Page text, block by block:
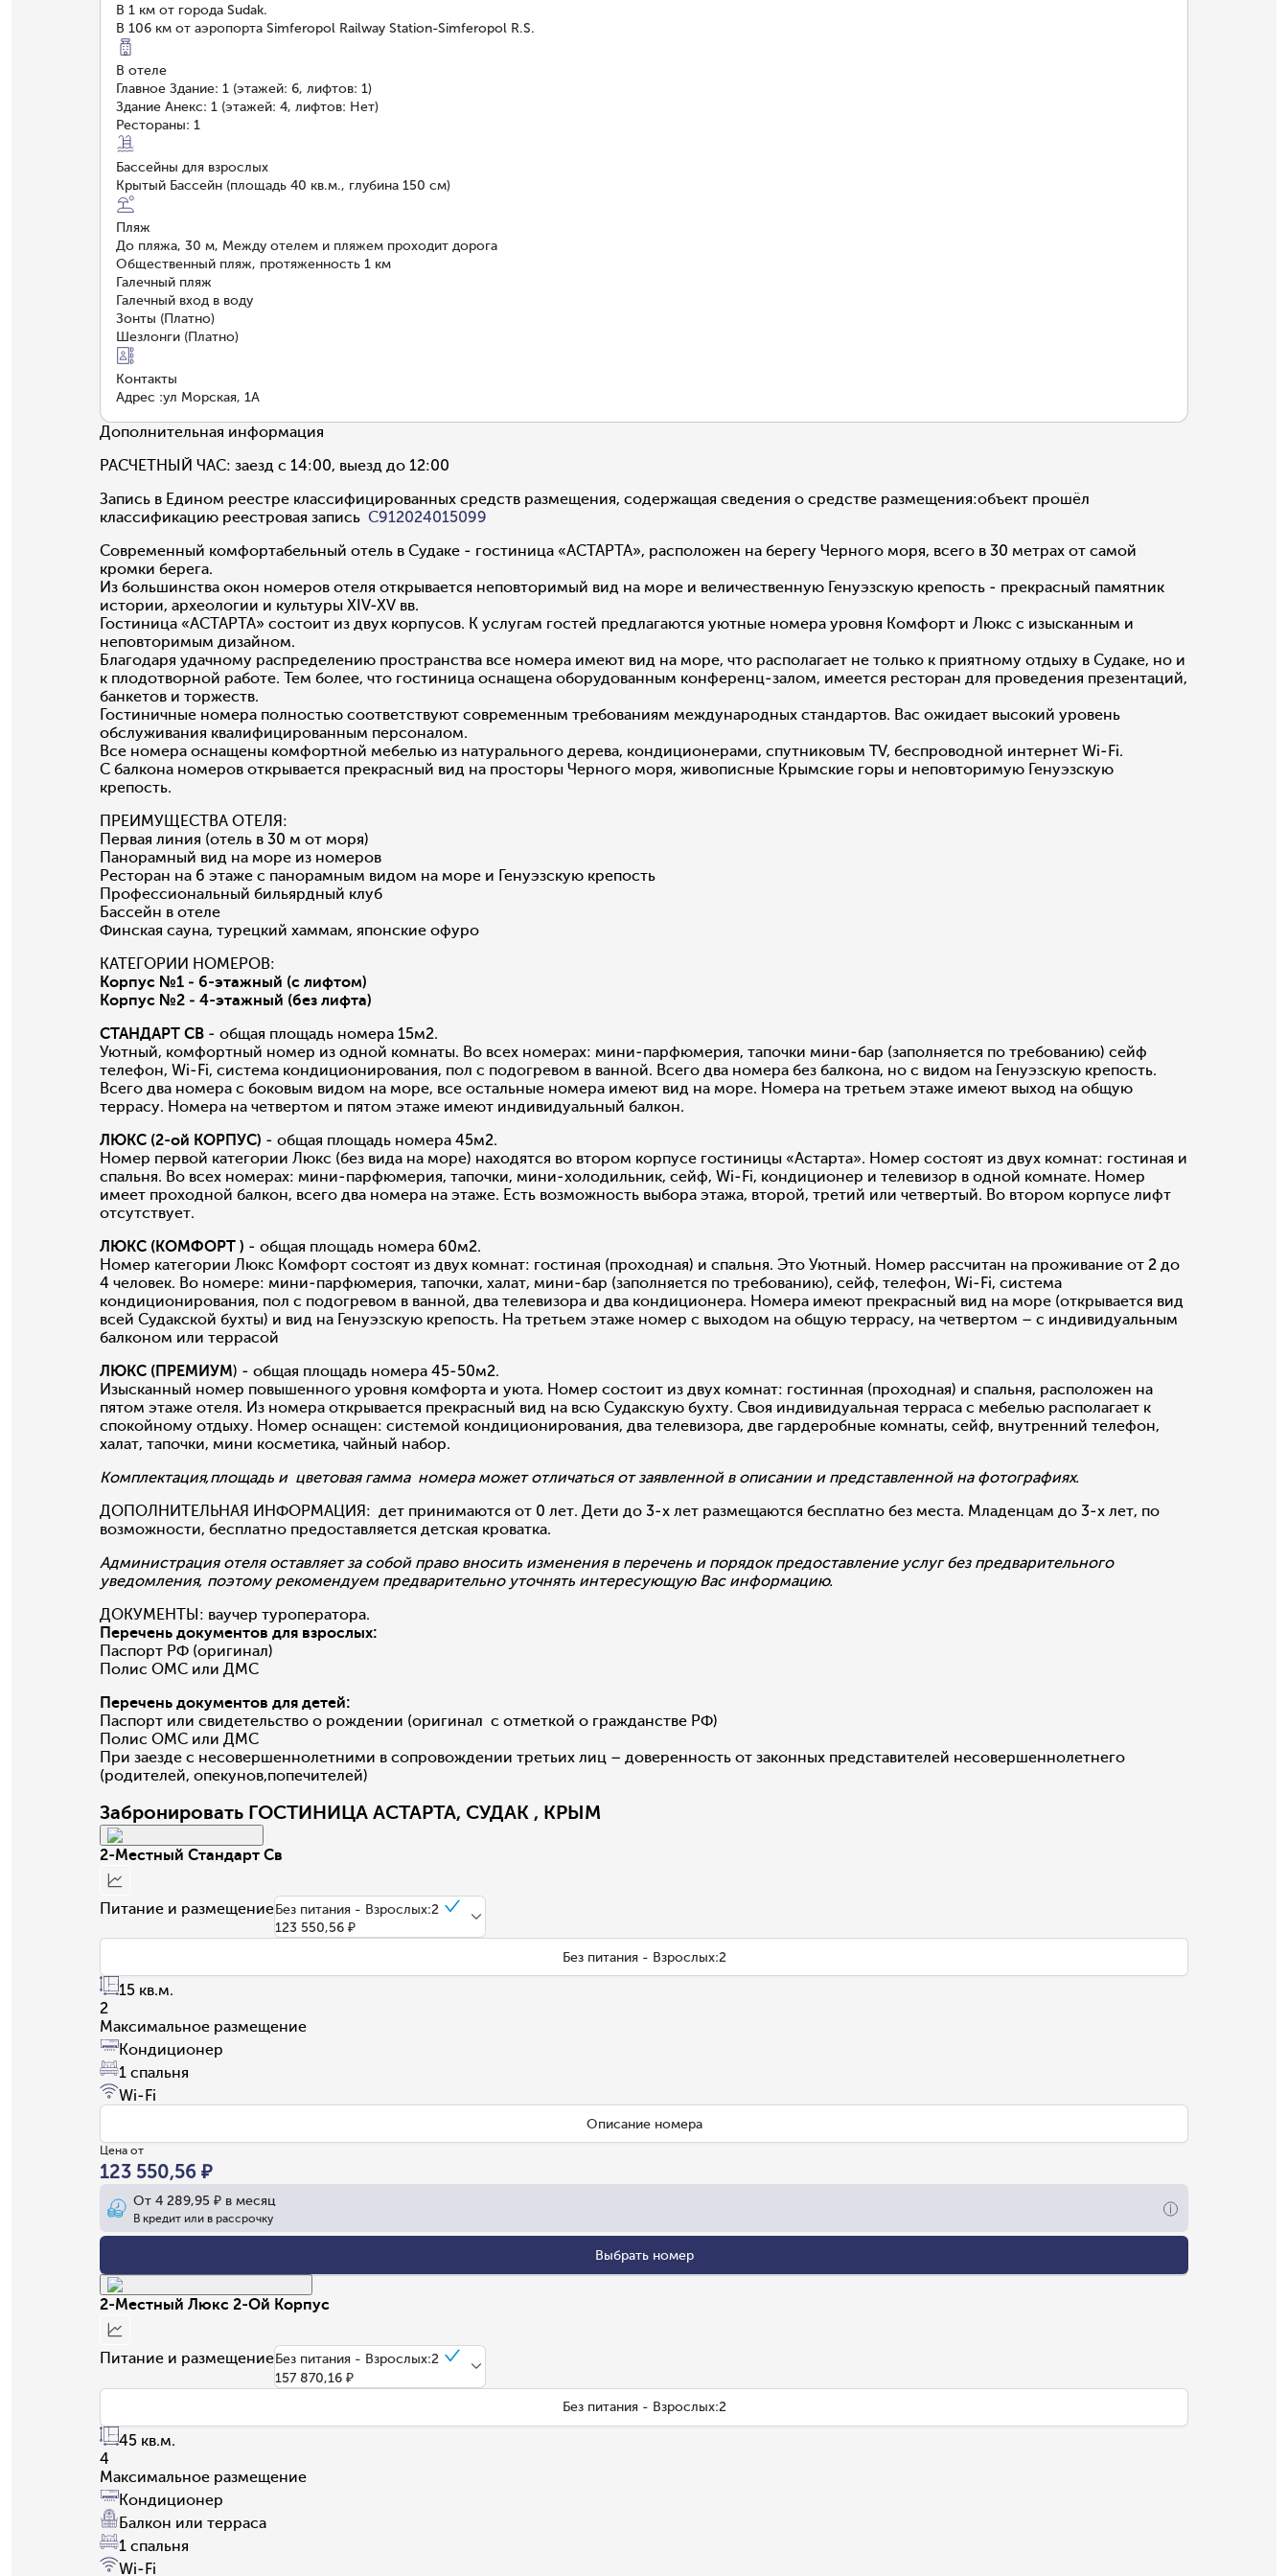
В 1 км от города Sudak.
В 106 км от аэропорта Simferopol Railway Station-Simferopol R.S.
В отеле
Главное Здание: 1 (этажей: 6, лифтов: 1)
Здание Анекс: 1 (этажей: 4, лифтов: Нет)
Рестораны: 1
Бассейны для взрослых
Крытый Бассейн (площадь 40 кв.м., глубина 150 см)
Пляж
До пляжа, 30 м, Между отелем и пляжем проходит дорога
Общественный пляж, протяженность 1 км
Галечный пляж
Галечный вход в воду
Зонты (Платно)
Шезлонги (Платно)
Контакты
Адрес :ул Морская, 1А
Дополнительная информация
РАСЧЕТНЫЙ ЧАС: заезд с 14:00, выезд до 12:00
Запись в Едином реестре классифицированных средств размещения, содержащая сведения о средстве размещения:объект прошёл
классификацию реестровая запись С912024015099
Современный комфортабельный отель в Судаке - гостиница «АСТАРТА», расположен на берегу Черного моря, всего в 30 метрах от самой
кромки берега.
Из большинства окон номеров отеля открывается неповторимый вид на море и величественную Генуэзскую крепость - прекрасный памятник
истории, археологии и культуры XIV-XV вв.
Гостиница «АСТАРТА» состоит из двух корпусов. К услугам гостей предлагаются уютные номера уровня Комфорт и Люкс с изысканным и
неповторимым дизайном.
Благодаря удачному распределению пространства все номера имеют вид на море, что располагает не только к приятному отдыху в Судаке, но и
к плодотворной работе. Тем более, что гостиница оснащена оборудованным конференц-залом, имеется ресторан для проведения презентаций,
банкетов и торжеств.
Гостиничные номера полностью соответствуют современным требованиям международных стандартов. Вас ожидает высокий уровень
обслуживания квалифицированным персоналом.
Все номера оснащены комфортной мебелью из натурального дерева, кондиционерами, спутниковым TV, беспроводной интернет Wi-Fi.
С балкона номеров открывается прекрасный вид на просторы Черного моря, живописные Крымские горы и неповторимую Генуэзскую
крепость.
ПРЕИМУЩЕСТВА ОТЕЛЯ:
Первая линия (отель в 30 м от моря)
Панорамный вид на море из номеров
Ресторан на 6 этаже с панорамным видом на море и Генуэзскую крепость
Профессиональный бильярдный клуб
Бассейн в отеле
Финская сауна, турецкий хаммам, японские офуро
КАТЕГОРИИ НОМЕРОВ:
Корпус №1 ‒ 6-этажный (с лифтом)
Корпус №2 ‒ 4-этажный (без лифта)
СТАНДАРТ СВ - общая площадь номера 15м2.
Уютный, комфортный номер из одной комнаты. Во всех номерах: мини-парфюмерия, тапочки мини-бар (заполняется по требованию) сейф
телефон, Wi-Fi, система кондиционирования, пол с подогревом в ванной. Всего два номера без балкона, но с видом на Генуэзскую крепость.
Всего два номера с боковым видом на море, все остальные номера имеют вид на море. Номера на третьем этаже имеют выход на общую
террасу. Номера на четвертом и пятом этаже имеют индивидуальный балкон.
ЛЮКС (2-ой КОРПУС) - общая площадь номера 45м2.
Номер первой категории Люкс (без вида на море) находятся во втором корпусе гостиницы «Астарта». Номер состоят из двух комнат: гостиная и
спальня. Во всех номерах: мини-парфюмерия, тапочки, мини-холодильник, сейф, Wi-Fi, кондиционер и телевизор в одной комнате. Номер
имеет проходной балкон, всего два номера на этаже. Есть возможность выбора этажа, второй, третий или четвертый. Во втором корпусе лифт
отсутствует.
ЛЮКС (КОМФОРТ ) - общая площадь номера 60м2.
Номер категории Люкс Комфорт состоят из двух комнат: гостиная (проходная) и спальня. Это Уютный. Номер рассчитан на проживание от 2 до
4 человек. Во номере: мини-парфюмерия, тапочки, халат, мини-бар (заполняется по требованию), сейф, телефон, Wi-Fi, система
кондиционирования, пол с подогревом в ванной, два телевизора и два кондиционера. Номера имеют прекрасный вид на море (открывается вид
всей Судакской бухты) и вид на Генуэзскую крепость. На третьем этаже номер с выходом на общую террасу, на четвертом – с индивидуальным
балконом или террасой
ЛЮКС (ПРЕМИУМ) - общая площадь номера 45-50м2.
Изысканный номер повышенного уровня комфорта и уюта. Номер состоит из двух комнат: гостинная (проходная) и спальня, расположен на
пятом этаже отеля. Из номера открывается прекрасный вид на всю Судакскую бухту. Своя индивидуальная терраса с мебелью располагает к
спокойному отдыху. Номер оснащен: системой кондиционирования, два телевизора, две гардеробные комнаты, сейф, внутренний телефон,
халат, тапочки, мини косметика, чайный набор.
Комплектация,площадь и цветовая гамма номера может отличаться от заявленной в описании и представленной на фотографиях.
ДОПОЛНИТЕЛЬНАЯ ИНФОРМАЦИЯ: дет принимаются от 0 лет. Дети до 3-х лет размещаются бесплатно без места. Младенцам до 3-х лет, по
возможности, бесплатно предоставляется детская кроватка.
Администрация отеля оставляет за собой право вносить изменения в перечень и порядок предоставление услуг без предварительного
уведомления, поэтому рекомендуем предварительно уточнять интересующую Вас информацию.
ДОКУМЕНТЫ: ваучер туроператора.
Перечень документов для взрослых:
Паспорт РФ (оригинал)
Полис ОМС или ДМС
Перечень документов для детей:
Паспорт или свидетельство о рождении (оригинал с отметкой о гражданстве РФ)
Полис ОМС или ДМС
При заезде с несовершеннолетними в сопровождении третьих лиц – доверенность от законных представителей несовершеннолетнего
(родителей, опекунов,попечителей)
Забронировать ГОСТИНИЦА АСТАРТА, СУДАК , КРЫМ
2-Местный Стандарт Св
Питание и размещениеБез питания - Взрослых:2
123 550,56 ₽
Без питания - Взрослых:2
15 кв.м.
2
Максимальное размещение
Кондиционер
1 спальня
Wi-Fi
Описание номера
Цена от
123 550,56 ₽
От 4 289,95 ₽ в месяц
В кредит или в рассрочку
Выбрать номер
2-Местный Люкс 2-Ой Корпус
Питание и размещениеБез питания - Взрослых:2
157 870,16 ₽
Без питания - Взрослых:2
45 кв.м.
4
Максимальное размещение
Кондиционер
Балкон или терраса
1 спальня
Wi-Fi